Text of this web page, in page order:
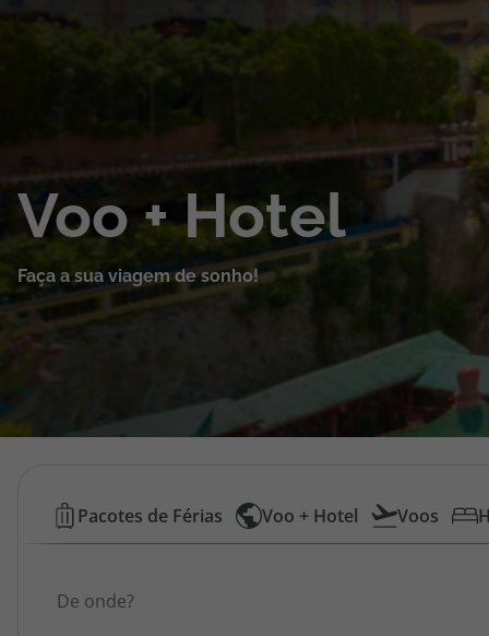
Pacotes de Férias
Cruzeiros
Promoções
Especialistas
Cheque Viagem
Voo + Hotel
Faça a sua viagem de sonho!
Voos
Low
Cost
Pacotes de Férias Voo + Hotel Voos